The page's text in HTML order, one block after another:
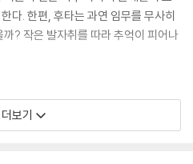
다. 한편, 후타는 과연 임무를 무사히
? 작은 발자취를 따라 추억이 피어나
보기